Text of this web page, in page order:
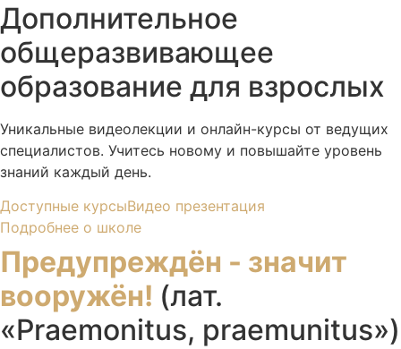
Дополнительное
общеразвивающее
образование для взрослых
Уникальные видеолекции и онлайн-курсы от ведущих
специалистов. Учитесь новому и повышайте уровень
знаний каждый день.
Доступные курсыВидео презентация
Подробнее о школе
Предупреждён - значит
вооружён! (лат.
«Praemonitus, praemunitus»)